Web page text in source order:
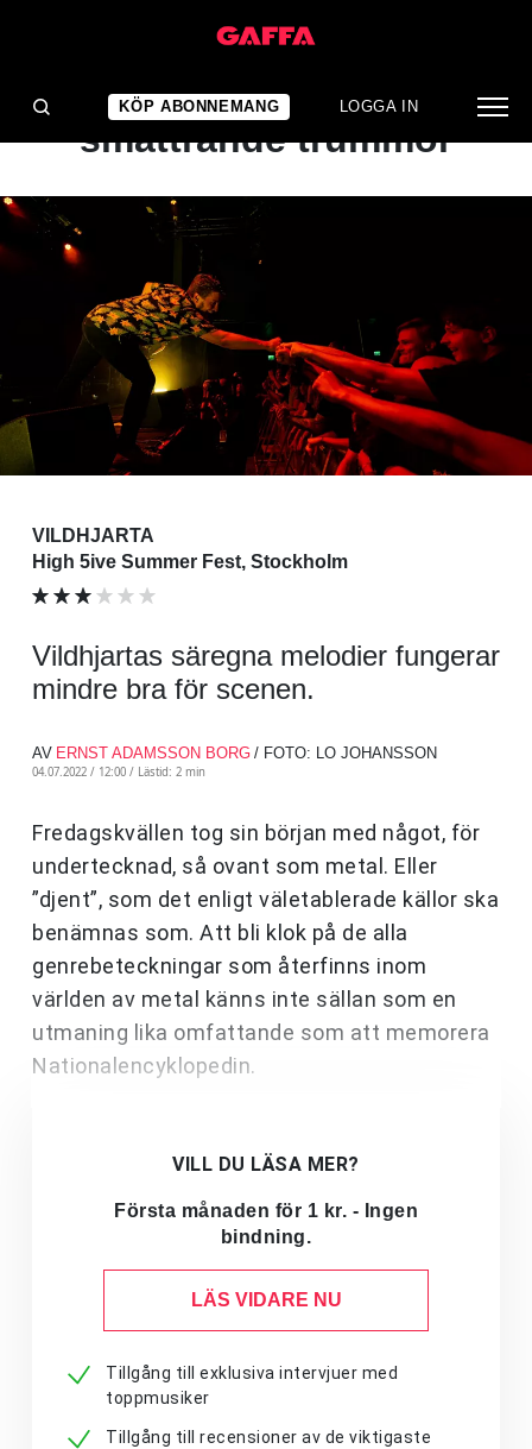
KÖP ABONNEMANG LOGGA IN
KONSERTRECENSION
Nedstämda gitarrer och
smattrande trummor
VILDHJARTA
High 5ive Summer Fest, Stockholm
Vildhjartas säregna melodier fungerar
mindre bra för scenen.
AV ERNST ADAMSSON BORG / FOTO: LO JOHANSSON
04.07.2022 / 12:00 / Lästid: 2 min
Fredagskvällen tog sin början med något, för
undertecknad, så ovant som metal. Eller
”djent”, som det enligt väletablerade källor ska
benämnas som. Att bli klok på de alla
genrebeteckningar som återfinns inom
världen av metal känns inte sällan som en
utmaning lika omfattande som att memorera
Nationalencyklopedin.
VILL DU LÄSA MER?
Första månaden för 1 kr. - Ingen
bindning.
LÄS VIDARE NU
Tillgång till exklusiva intervjuer med
toppmusiker
Tillgång till recensioner av de viktigaste